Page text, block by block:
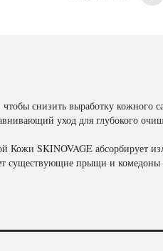
снизить выработку
уход для глубокого
Кожи SKINOVAGE абсорбирует
существующие прыщи и